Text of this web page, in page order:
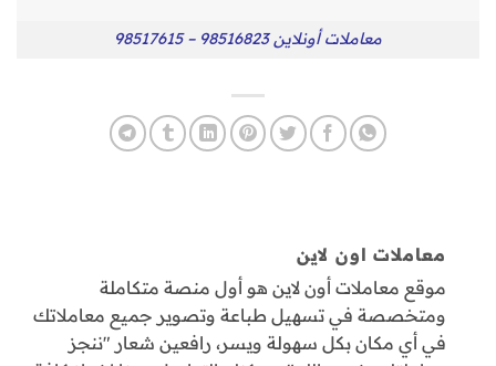
معاملات أونلاين 98516823 – 98517615
معاملات اون لاين
موقع معاملات أون لاين هو أول منصة متكاملة
ومتخصصة في تسهيل طباعة وتصوير جميع معاملاتك
في أي مكان بكل سهولة ويسر، رافعين شعار "ننجز